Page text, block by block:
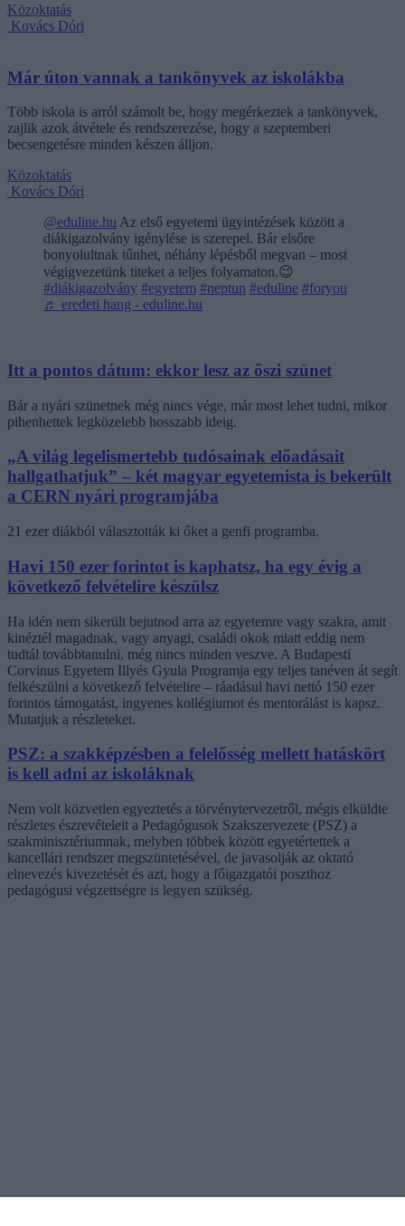
Közoktatás
Kovács Dóri
Már úton vannak a tankönyvek az iskolákba
Több iskola is arról számolt be, hogy megérkeztek a tankönyvek,
zajlik azok átvétele és rendszerezése, hogy a szeptemberi
becsengetésre minden készen álljon.
Közoktatás
Kovács Dóri
@eduline.hu Az első egyetemi ügyintézések között a
diákigazolvány igénylése is szerepel. Bár elsőre
bonyolultnak tűnhet, néhány lépésből megvan – most
végigvezetünk titeket a teljes folyamaton.😉
#diákigazolvány #egyetem #neptun #eduline #foryou
♬ eredeti hang - eduline.hu
Itt a pontos dátum: ekkor lesz az őszi szünet
Bár a nyári szünetnek még nincs vége, már most lehet tudni, mikor
pihenhettek legközelebb hosszabb ideig.
„A világ legelismertebb tudósainak előadásait
hallgathatjuk” – két magyar egyetemista is bekerült
a CERN nyári programjába
21 ezer diákból választották ki őket a genfi programba.
Havi 150 ezer forintot is kaphatsz, ha egy évig a
következő felvételire készülsz
Ha idén nem sikerült bejutnod arra az egyetemre vagy szakra, amit
kinéztél magadnak, vagy anyagi, családi okok miatt eddig nem
tudtál továbbtanulni, még nincs minden veszve. A Budapesti
Corvinus Egyetem Illyés Gyula Programja egy teljes tanéven át segít
felkészülni a következő felvételire – ráadásul havi nettó 150 ezer
forintos támogatást, ingyenes kollégiumot és mentorálást is kapsz.
Mutatjuk a részleteket.
PSZ: a szakképzésben a felelősség mellett hatáskört
is kell adni az iskoláknak
Nem volt közvetlen egyeztetés a törvénytervezetről, mégis elküldte
részletes észrevételeit a Pedagógusok Szakszervezete (PSZ) a
szakminisztériumnak, melyben többek között egyetértettek a
kancellári rendszer megszüntetésével, de javasolják az oktató
elnevezés kivezetését és azt, hogy a főigazgatói poszthoz
pedagógusi végzettségre is legyen szükség.